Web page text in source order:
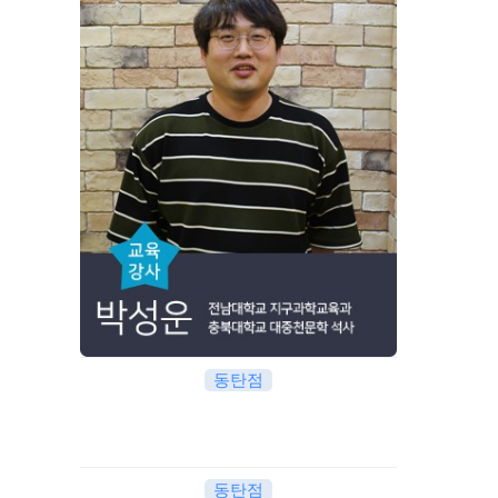
동탄점
동탄점